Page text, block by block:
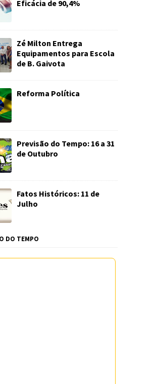
Eficácia de 90,4%
Zé Milton Entrega
Equipamentos para Escola
de B. Gaivota
Reforma Política
Previsão do Tempo: 16 a 31
de Outubro
Fatos Históricos: 11 de
Julho
DO TEMPO